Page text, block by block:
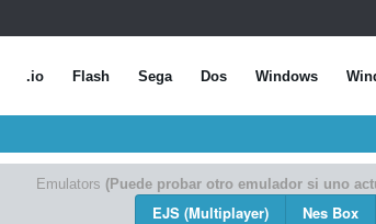
.io Flash Sega Dos Windows
Emulators (Puede probar otro emulador si uno
EJS (Multiplayer) Nes Box